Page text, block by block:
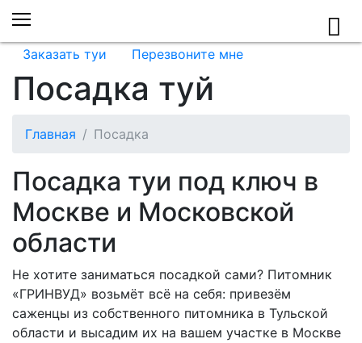
+7 (999) 555-85-16
+7 (495) 589-44-65
Заказать туи
Перезвоните мне
Посадка туй
Главная Посадка
Посадка туи под ключ в
Москве и Московской
области
Не хотите заниматься посадкой сами? Питомник
«ГРИНВУД» возьмёт всё на себя: привезём
саженцы из собственного питомника в Тульской
области и высадим их на вашем участке в Москве